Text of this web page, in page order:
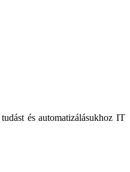
és automatizálásukhoz IT